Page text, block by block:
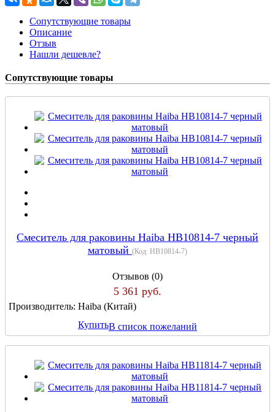
Сопутствующие товары
Описание
Отзыв
Нашли дешевле?
Сопутствующие товары
Cмеситель для раковины Haiba HB10814-7 черный
матовый (Код: HB10814-7)
Отзывов (0)
5 361 руб.
Производитель: Haiba (Китай)
КупитьВ список пожеланий